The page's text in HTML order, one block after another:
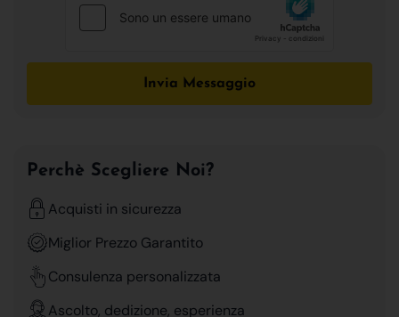
Invia Messaggio
Perchè Scegliere Noi?
Acquisti in sicurezza
Miglior Prezzo Garantito
Consulenza personalizzata
Ascolto, dedizione, esperienza